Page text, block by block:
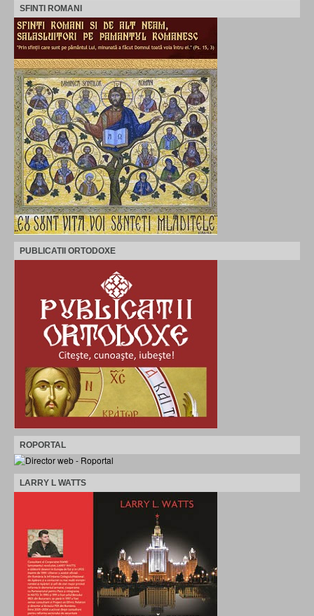
SFINTI ROMANI
PUBLICATII ORTODOXE
ROPORTAL
LARRY L WATTS